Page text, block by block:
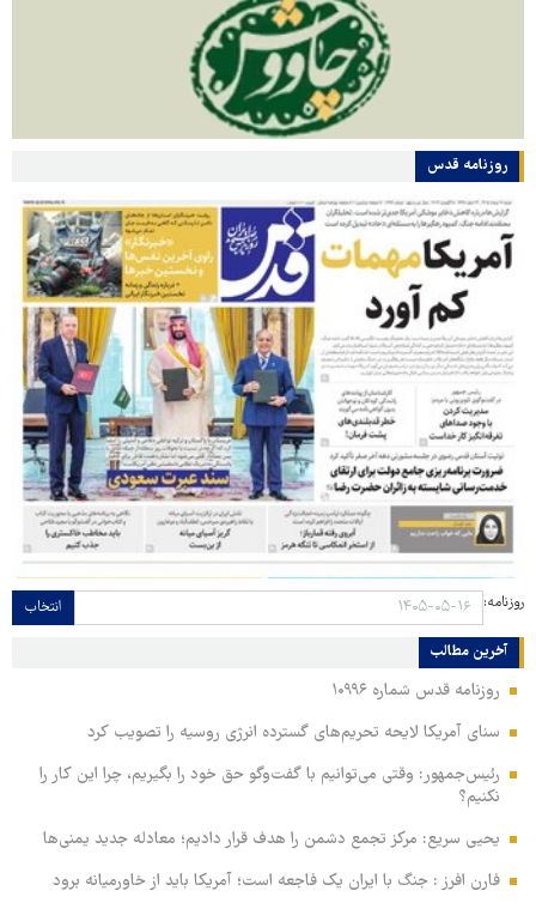
روزنامه قدس
روزنامه: انتخاب
آخرین مطالب
روزنامه قدس شماره ۱۰۹۹۶
سنای آمریکا لایحه تحریم‌های گسترده انرژی روسیه را تصویب کرد
رئیس‌جمهور: وقتی می‌توانیم با گفت‌وگو حق خود را بگیریم، چرا این کار را
نکنیم؟
یحیی سریع: مرکز تجمع دشمن را هدف قرار دادیم؛ معادله جدید یمنی‌ها
فارن افرز : جنگ با ایران یک فاجعه است؛ آمریکا باید از خاورمیانه برود